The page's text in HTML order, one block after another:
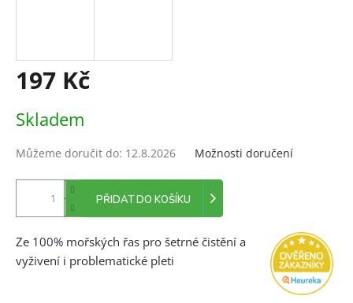
197 Kč
cena:
Skladem
Můžeme doručit do: 12.8.2026 Možnosti doručení
PŘIDAT DO KOŠÍKU
Ze 100% mořských řas pro šetrné čistění a
vyživení i problematické pleti